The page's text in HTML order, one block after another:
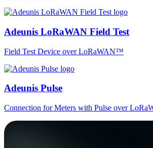
Adeunis LoRaWAN Field Test
Field Test Device over LoRaWAN™
Adeunis Pulse
Connection for Meters with Pulse over